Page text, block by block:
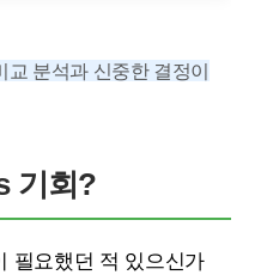
교 분석과 신중한 결정이
기회?
필요했던 적 있으신가